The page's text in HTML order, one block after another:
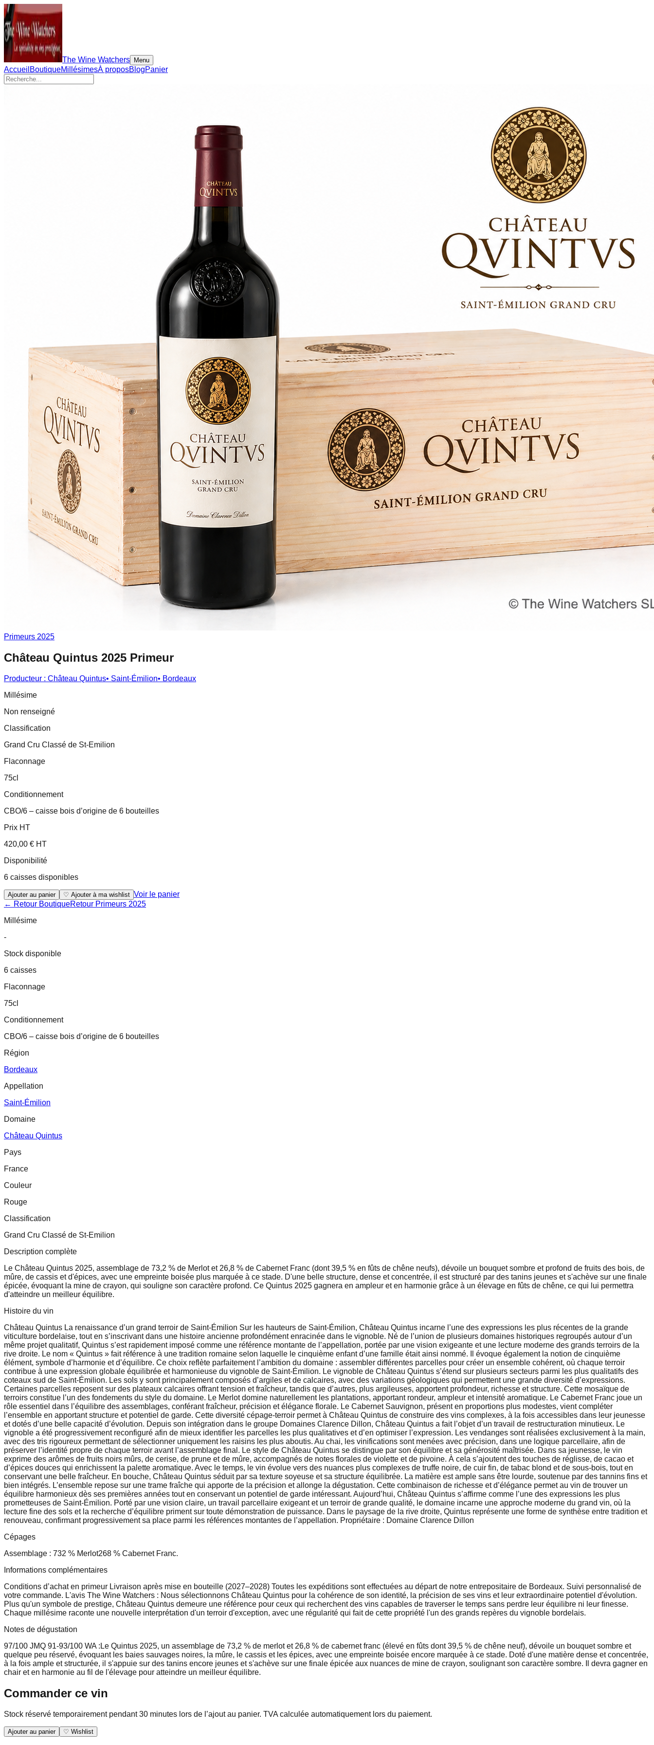
The Wine Watchers Menu
Accueil BoutiqueMillésimesÀ proposBlogPanier
Primeurs 2025
Château Quintus 2025 Primeur
Producteur : Château Quintus• Saint-Émilion• Bordeaux
Millésime
Non renseigné
Classification
Grand Cru Classé de St-Emilion
Flaconnage
75cl
Conditionnement
CBO/6 – caisse bois d’origine de 6 bouteilles
Prix HT
420,00 € HT
Disponibilité
6 caisses disponibles
Ajouter au panier ♡ Ajouter à ma wishlist Voir le panier
← Retour BoutiqueRetour Primeurs 2025
Millésime
-
Stock disponible
6 caisses
Flaconnage
75cl
Conditionnement
CBO/6 – caisse bois d’origine de 6 bouteilles
Région
Bordeaux
Appellation
Saint-Émilion
Domaine
Château Quintus
Pays
France
Couleur
Rouge
Classification
Grand Cru Classé de St-Emilion
Description complète
Le Château Quintus 2025, assemblage de 73,2 % de Merlot et 26,8 % de Cabernet Franc (dont 39,5 % en fûts de chêne neufs), dévoile un bouquet sombre et profond de fruits des bois, de
mûre, de cassis et d'épices, avec une empreinte boisée plus marquée à ce stade. D'une belle structure, dense et concentrée, il est structuré par des tanins jeunes et s'achève sur une finale
épicée, évoquant la mine de crayon, qui souligne son caractère profond. Ce Quintus 2025 gagnera en ampleur et en harmonie grâce à un élevage en fûts de chêne, ce qui lui permettra
d'atteindre un meilleur équilibre.
Histoire du vin
Château Quintus La renaissance d’un grand terroir de Saint-Émilion Sur les hauteurs de Saint-Émilion, Château Quintus incarne l’une des expressions les plus récentes de la grande
viticulture bordelaise, tout en s’inscrivant dans une histoire ancienne profondément enracinée dans le vignoble. Né de l’union de plusieurs domaines historiques regroupés autour d’un
même projet qualitatif, Quintus s’est rapidement imposé comme une référence montante de l’appellation, portée par une vision exigeante et une lecture moderne des grands terroirs de la
rive droite. Le nom « Quintus » fait référence à une tradition romaine selon laquelle le cinquième enfant d’une famille était ainsi nommé. Il évoque également la notion de cinquième
élément, symbole d’harmonie et d’équilibre. Ce choix reflète parfaitement l’ambition du domaine : assembler différentes parcelles pour créer un ensemble cohérent, où chaque terroir
contribue à une expression globale équilibrée et harmonieuse du vignoble de Saint-Émilion. Le vignoble de Château Quintus s’étend sur plusieurs secteurs parmi les plus qualitatifs des
coteaux sud de Saint-Émilion. Les sols y sont principalement composés d’argiles et de calcaires, avec des variations géologiques qui permettent une grande diversité d’expressions.
Certaines parcelles reposent sur des plateaux calcaires offrant tension et fraîcheur, tandis que d’autres, plus argileuses, apportent profondeur, richesse et structure. Cette mosaïque de
terroirs constitue l’un des fondements du style du domaine. Le Merlot domine naturellement les plantations, apportant rondeur, ampleur et intensité aromatique. Le Cabernet Franc joue un
rôle essentiel dans l’équilibre des assemblages, conférant fraîcheur, précision et élégance florale. Le Cabernet Sauvignon, présent en proportions plus modestes, vient compléter
l’ensemble en apportant structure et potentiel de garde. Cette diversité cépage-terroir permet à Château Quintus de construire des vins complexes, à la fois accessibles dans leur jeunesse
et dotés d’une belle capacité d’évolution. Depuis son intégration dans le groupe Domaines Clarence Dillon, Château Quintus a fait l’objet d’un travail de restructuration minutieux. Le
vignoble a été progressivement reconfiguré afin de mieux identifier les parcelles les plus qualitatives et d’en optimiser l’expression. Les vendanges sont réalisées exclusivement à la main,
avec des tris rigoureux permettant de sélectionner uniquement les raisins les plus aboutis. Au chai, les vinifications sont menées avec précision, dans une logique parcellaire, afin de
préserver l’identité propre de chaque terroir avant l’assemblage final. Le style de Château Quintus se distingue par son équilibre et sa générosité maîtrisée. Dans sa jeunesse, le vin
exprime des arômes de fruits noirs mûrs, de cerise, de prune et de mûre, accompagnés de notes florales de violette et de pivoine. À cela s’ajoutent des touches de réglisse, de cacao et
d’épices douces qui enrichissent la palette aromatique. Avec le temps, le vin évolue vers des nuances plus complexes de truffe noire, de cuir fin, de tabac blond et de sous-bois, tout en
conservant une belle fraîcheur. En bouche, Château Quintus séduit par sa texture soyeuse et sa structure équilibrée. La matière est ample sans être lourde, soutenue par des tannins fins et
bien intégrés. L’ensemble repose sur une trame fraîche qui apporte de la précision et allonge la dégustation. Cette combinaison de richesse et d’élégance permet au vin de trouver un
équilibre harmonieux dès ses premières années tout en conservant un potentiel de garde intéressant. Aujourd’hui, Château Quintus s’affirme comme l’une des expressions les plus
prometteuses de Saint-Émilion. Porté par une vision claire, un travail parcellaire exigeant et un terroir de grande qualité, le domaine incarne une approche moderne du grand vin, où la
lecture fine des sols et la recherche d’équilibre priment sur toute démonstration de puissance. Dans le paysage de la rive droite, Quintus représente une forme de synthèse entre tradition et
renouveau, confirmant progressivement sa place parmi les références montantes de l’appellation. Propriétaire : Domaine Clarence Dillon
Cépages
Assemblage : 732 % Merlot268 % Cabernet Franc.
Informations complémentaires
Conditions d’achat en primeur Livraison après mise en bouteille (2027–2028) Toutes les expéditions sont effectuées au départ de notre entrepositaire de Bordeaux. Suivi personnalisé de
votre commande. L'avis The Wine Watchers : Nous sélectionnons Château Quintus pour la cohérence de son identité, la précision de ses vins et leur extraordinaire potentiel d'évolution.
Plus qu'un symbole de prestige, Château Quintus demeure une référence pour ceux qui recherchent des vins capables de traverser le temps sans perdre leur équilibre ni leur finesse.
Chaque millésime raconte une nouvelle interprétation d'un terroir d'exception, avec une régularité qui fait de cette propriété l'un des grands repères du vignoble bordelais.
Notes de dégustation
97/100 JMQ 91-93/100 WA : Le Quintus 2025, un assemblage de 73,2 % de merlot et 26,8 % de cabernet franc (élevé en fûts dont 39,5 % de chêne neuf), dévoile un bouquet sombre et
quelque peu réservé, évoquant les baies sauvages noires, la mûre, le cassis et les épices, avec une empreinte boisée encore marquée à ce stade. Doté d'une matière dense et concentrée,
à la fois ample et structurée, il s'appuie sur des tanins encore jeunes et s'achève sur une finale épicée aux nuances de mine de crayon, soulignant son caractère sombre. Il devra gagner en
chair et en harmonie au fil de l'élevage pour atteindre un meilleur équilibre.
Commander ce vin
Stock réservé temporairement pendant 30 minutes lors de l’ajout au panier. TVA calculée automatiquement lors du paiement.
Ajouter au panier ♡ Wishlist